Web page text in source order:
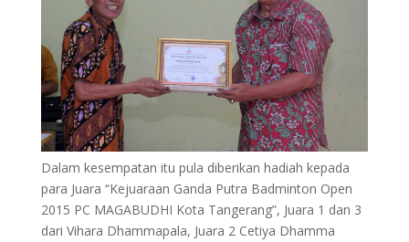
Dalam kesempatan itu pula diberikan hadiah kepada
para Juara “Kejuaraan Ganda Putra Badminton Open
2015 PC MAGABUDHI Kota Tangerang”, Juara 1 dan 3
dari Vihara Dhammapala, Juara 2 Cetiya Dhamma